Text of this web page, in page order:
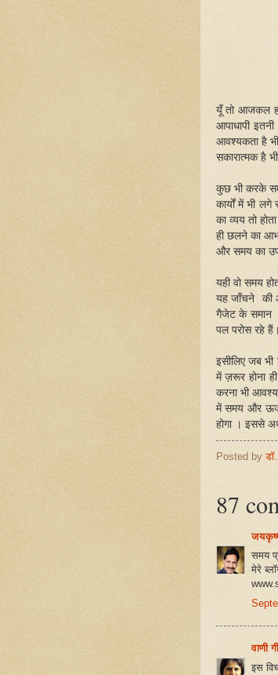
यूँ तो आजकल
आपाधापी
आवश्यकता है
सकारात्मक है
कुछ भी करके
कार्यों में भी
का व्यय तो
ही छलने का
और समय का
यही वो समय
यह जाँचने की
गैजेट के समान
पल परोस रहे
इसीलिए जब
में ज़रूर होना
करना भी
में समय और
होगा । इससे
Posted byडॉ.
87
समय
मेरे
वाणी
इस